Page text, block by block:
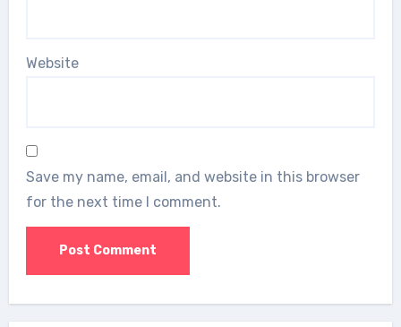
Website
Save my name, email, and website in this browser
for the next time I comment.